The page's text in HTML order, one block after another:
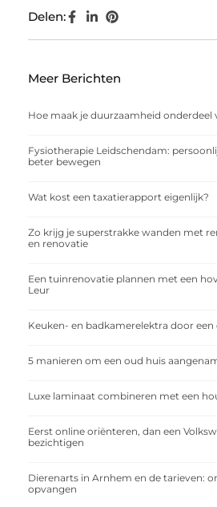
Delen:
Meer Berichten
Hoe maak je duurzaamheid onderdeel
Fysiotherapie Leidschendam:
beter bewegen
Wat kost een taxatierapport eigenlijk?
Zo krijg je superstrakke wanden met
en renovatie
Een tuinrenovatie plannen met een
Leur
Keuken- en badkamerelektra door
5 manieren om een oud huis
Luxe laminaat combineren met een
Eerst online oriënteren, dan een
bezichtigen
Dierenarts in Arnhem en de tarieven:
opvangen